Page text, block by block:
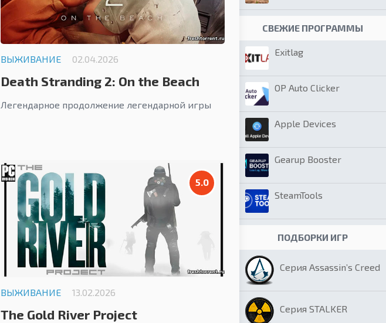
ВЫЖИВАНИЕ 02.04.2026
Death Stranding 2: On the Beach
Легендарное продолжение легендарной игры
5.0
ВЫЖИВАНИЕ 13.02.2026
The Gold River Project
СВЕЖИЕ ПРОГРАММЫ
Exitlag
OP Auto Clicker
Apple Devices
Gearup Booster
SteamTools
ПОДБОРКИ ИГР
Серия Assassin’s Creed
Серия STALKER